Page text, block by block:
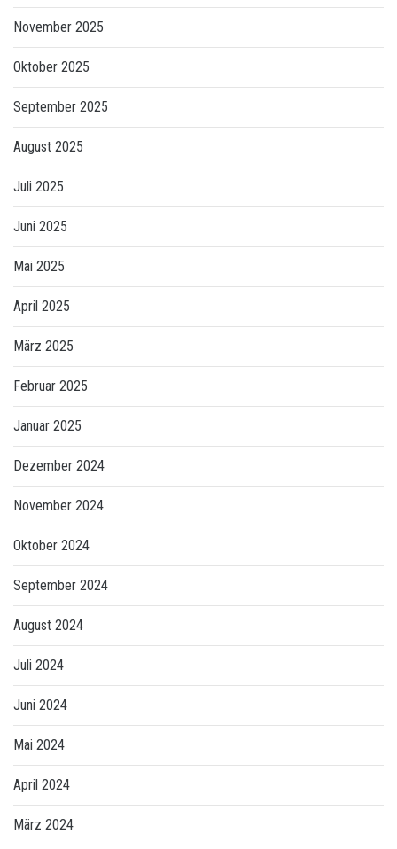
November 2025
Oktober 2025
September 2025
August 2025
Juli 2025
Juni 2025
Mai 2025
April 2025
März 2025
Februar 2025
Januar 2025
Dezember 2024
November 2024
Oktober 2024
September 2024
August 2024
Juli 2024
Juni 2024
Mai 2024
April 2024
März 2024